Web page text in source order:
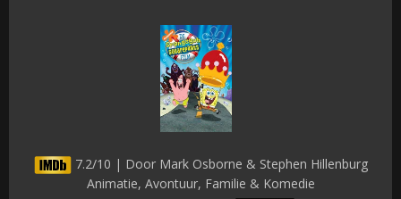
7.2/10 | Door Mark Osborne & Stephen Hillenburg
Animatie, Avontuur, Familie & Komedie